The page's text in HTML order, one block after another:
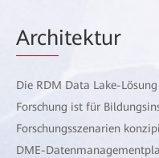
Architektur
Die RDM Data Lake-
Forschung ist für
Forschungsszenarien
DME-